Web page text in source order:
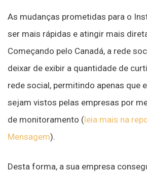
As mudanças prometidas para o
ser mais rápidas e atingir mais
Começando pelo Canadá, a rede
deixar de exibir a quantidade de
rede social, permitindo apenas que
sejam vistos pelas empresas por
de monitoramento (leia mais na
Mensagem).
Desta forma, a sua empresa